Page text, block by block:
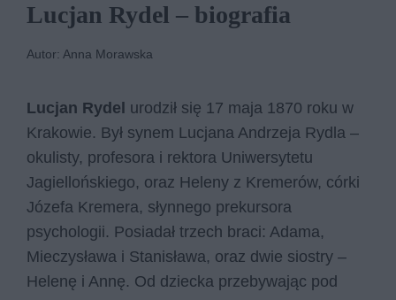
Lucjan Rydel – biografia
Autor: Anna Morawska
Lucjan Rydel urodził się 17 maja 1870 roku w
Krakowie. Był synem Lucjana Andrzeja Rydla –
okulisty, profesora i rektora Uniwersytetu
Jagiellońskiego, oraz Heleny z Kremerów, córki
Józefa Kremera, słynnego prekursora
psychologii. Posiadał trzech braci: Adama,
Mieczysława i Stanisława, oraz dwie siostry –
Helenę i Annę. Od dziecka przebywając pod